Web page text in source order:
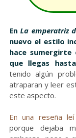
EnLa emperatriz
nuevo el estilo
hace
que llegas
tenido algún
atraparan y leer
este aspecto.
En una reseña
porque dejaba